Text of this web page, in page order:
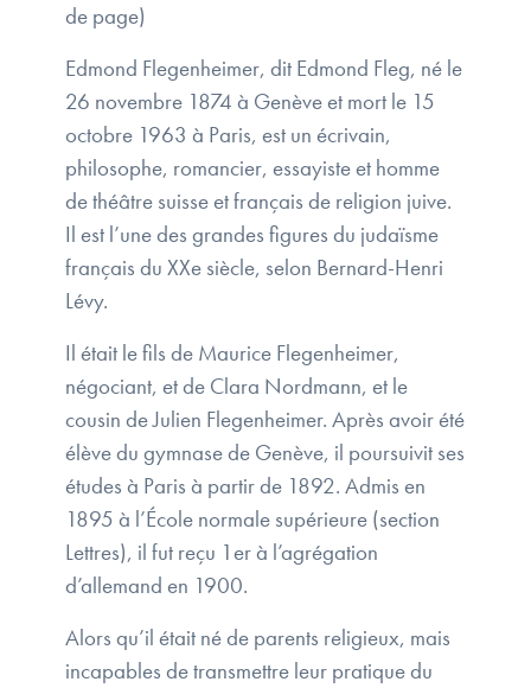
de page)
Edmond Flegenheimer, dit Edmond Fleg, né le
26 novembre 1874 à Genève et mort le 15
octobre 1963 à Paris, est un écrivain,
philosophe, romancier, essayiste et homme
de théâtre suisse et français de religion juive.
Il est l’une des grandes figures du judaïsme
français du XXe siècle, selon Bernard-Henri
Lévy.
Il était le fils de Maurice Flegenheimer,
négociant, et de Clara Nordmann, et le
cousin de Julien Flegenheimer. Après avoir été
élève du gymnase de Genève, il poursuivit ses
études à Paris à partir de 1892. Admis en
1895 à l’École normale supérieure (section
Lettres), il fut reçu 1er à l’agrégation
d’allemand en 1900.
Alors qu’il était né de parents religieux, mais
incapables de transmettre leur pratique du